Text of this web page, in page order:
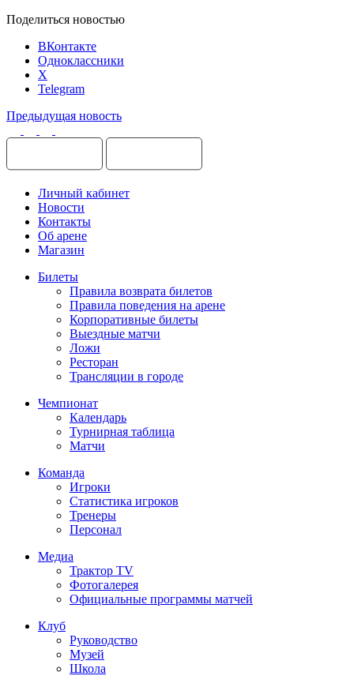
Поделиться новостью
ВКонтакте
Одноклассники
X
Telegram
Предыдущая новость
Личный кабинет
Новости
Контакты
Об арене
Магазин
Билеты
Правила возврата билетов
Правила поведения на арене
Корпоративные билеты
Выездные матчи
Ложи
Ресторан
Трансляции в городе
Чемпионат
Календарь
Турнирная таблица
Матчи
Команда
Игроки
Статистика игроков
Тренеры
Персонал
Медиа
Трактор TV
Фотогалерея
Официальные программы матчей
Клуб
Руководство
Музей
Школа